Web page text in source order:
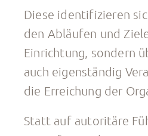
Diese identifizieren
den Abläufen und
Einrichtung, sondern
auch eigenständig
die Erreichung der
Statt auf autoritäre